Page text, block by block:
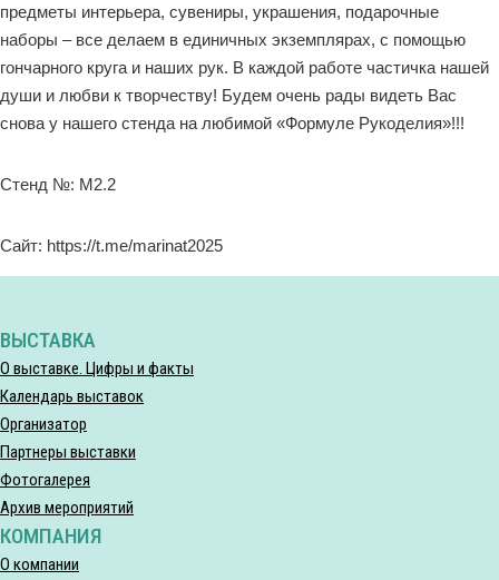
предметы интерьера, сувениры, украшения, подарочные
наборы – все делаем в единичных экземплярах, с помощью
гончарного круга и наших рук. В каждой работе частичка нашей
души и любви к творчеству! Будем очень рады видеть Вас
снова у нашего стенда на любимой «Формуле Рукоделия»!!!
Стенд №: М2.2
Сайт: https://t.me/marinat2025
ВЫСТАВКА
О выставке. Цифры и факты
Календарь выставок
Организатор
Партнеры выставки
Фотогалерея
Архив мероприятий
КОМПАНИЯ
О компании